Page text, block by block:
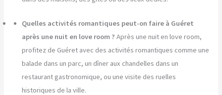
Quelles activités romantiques peut-on faire à Guéret
après une nuit en love room ? Après une nuit en love room,
profitez de Guéret avec des activités romantiques comme une
balade dans un parc, un dîner aux chandelles dans un
restaurant gastronomique, ou une visite des ruelles
historiques de la ville.